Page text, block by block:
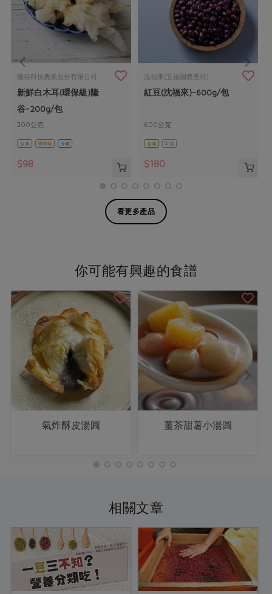
隆谷科技農業股份有限公司
新鮮白木耳(環保級)隆
谷-200g/包
200公克
全素 環保級 冷藏
$98
沈福來(五福園農產行)
紅豆(沈福來)-600g/包
600公克
全素 常溫
$180
看更多產品
你可能有興趣的食譜
氣炸酥皮湯圓 薑茶甜薯小湯圓
相關文章